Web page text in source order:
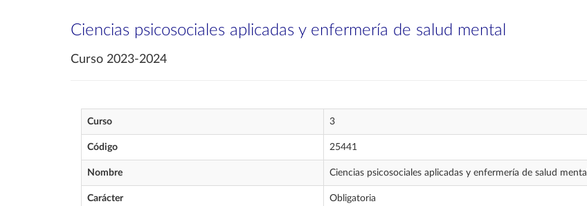
Ciencias psicosociales aplicadas y enfermería de salud mental
Curso 2023-2024
Curso 3
Código 25441
Nombre Ciencias psicosociales aplicadas y enfermería de salud mental
Carácter Obligatoria